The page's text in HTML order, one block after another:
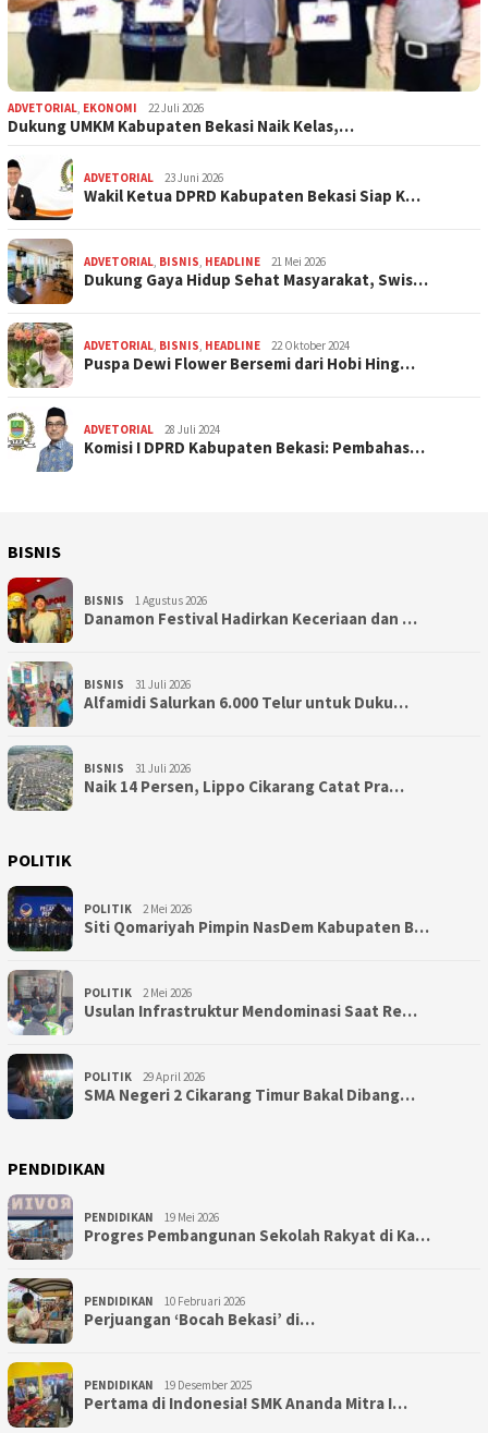
ADVETORIAL, EKONOMI 22 Juli 2026
Dukung UMKM Kabupaten Bekasi Naik Kelas,…
ADVETORIAL 23 Juni 2026
Wakil Ketua DPRD Kabupaten Bekasi Siap K…
ADVETORIAL, BISNIS, HEADLINE 21 Mei 2026
Dukung Gaya Hidup Sehat Masyarakat, Swis…
ADVETORIAL, BISNIS, HEADLINE 22 Oktober 2024
Puspa Dewi Flower Bersemi dari Hobi Hing…
ADVETORIAL 28 Juli 2024
Komisi I DPRD Kabupaten Bekasi: Pembahas…
BISNIS
BISNIS 1 Agustus 2026
Danamon Festival Hadirkan Keceriaan dan …
BISNIS 31 Juli 2026
Alfamidi Salurkan 6.000 Telur untuk Duku…
BISNIS 31 Juli 2026
Naik 14 Persen, Lippo Cikarang Catat Pra…
POLITIK
POLITIK 2 Mei 2026
Siti Qomariyah Pimpin NasDem Kabupaten B…
POLITIK 2 Mei 2026
Usulan Infrastruktur Mendominasi Saat Re…
POLITIK 29 April 2026
SMA Negeri 2 Cikarang Timur Bakal Dibang…
PENDIDIKAN
PENDIDIKAN 19 Mei 2026
Progres Pembangunan Sekolah Rakyat di Ka…
PENDIDIKAN 10 Februari 2026
Perjuangan ‘Bocah Bekasi’ di…
PENDIDIKAN 19 Desember 2025
Pertama di Indonesia! SMK Ananda Mitra I…